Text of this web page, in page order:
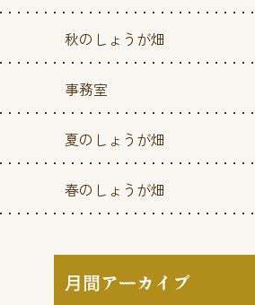
秋のしょうが畑
事務室
夏のしょうが畑
春のしょうが畑
月間アーカイブ